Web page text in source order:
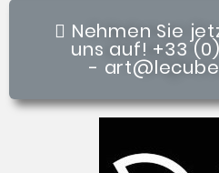
Nehmen Sie
uns auf! +33
-